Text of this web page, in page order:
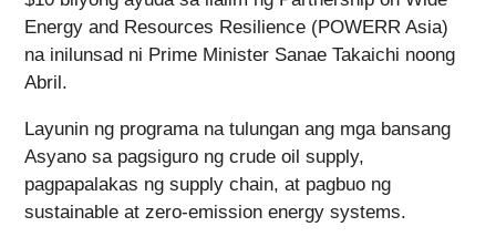
Energy and Resources Resilience (POWERR Asia)
na inilunsad ni Prime Minister Sanae Takaichi noong
Abril.
Layunin ng programa na tulungan ang mga bansang
Asyano sa pagsiguro ng crude oil supply,
pagpapalakas ng supply chain, at pagbuo ng
sustainable at zero-emission energy systems.